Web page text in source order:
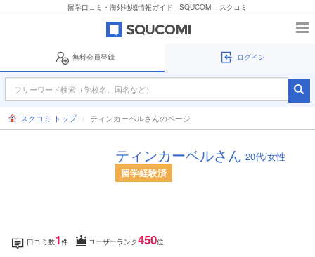
留学口コミ・海外地域情報ガイド - SQUCOMI - スクコミ
無料会員登録 ログイン
スクコミ トップ ティンカーベルさんのページ
ティンカーベルさん 20代/女性
留学経験済
口コミ数1件 ユーザーランク450位